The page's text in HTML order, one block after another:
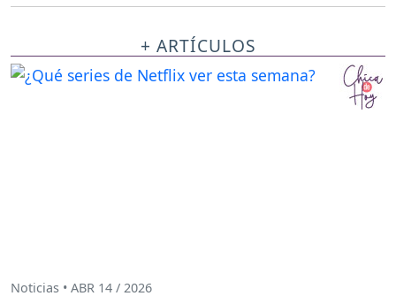
+ ARTÍCULOS
Noticias • ABR 14 / 2026